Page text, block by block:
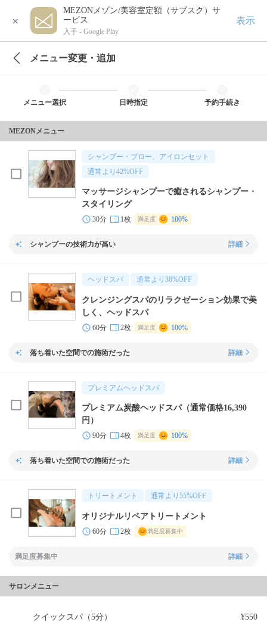
×
MEZONメゾン/美容室定額（サブスク）サ
ービス
入手 - Google Play
表示
メニュー変更・追加
メニュー選択 日時指定 予約手続き
MEZONメニュー
シャンプー・ブロー、アイロンセット
通常より 42%OFF
マッサージシャンプーで癒されるシャンプー・
スタイリング
30分 1枚 満足度 100%
シャンプーの技術力が高い 詳細
ヘッドスパ 通常より 38%OFF
クレンジングスパのリラクゼーション効果で美
しく、ヘッドスパ
60分 2枚 満足度 100%
落ち着いた空間での施術だった 詳細
プレミアムヘッドスパ
プレミアム炭酸ヘッドスパ（通常価格16,390
円）
90分 4枚 満足度 100%
落ち着いた空間での施術だった 詳細
トリートメント 通常より 55%OFF
オリジナルリペアトリートメント
60分 2枚 満足度募集中
満足度募集中 詳細
サロンメニュー
クイックスパ（5分） ¥550